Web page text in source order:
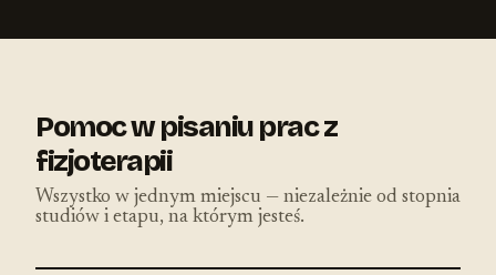
Pomoc w pisaniu prac z
fizjoterapii
Wszystko w jednym miejscu — niezależnie od stopnia
studiów i etapu, na którym jesteś.